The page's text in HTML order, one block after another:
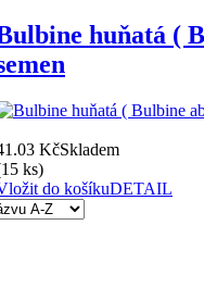
huňatá (
KčSkladem
ks)
do košíkuDETAIL